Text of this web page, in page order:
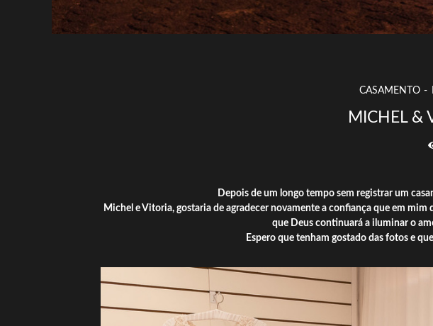
CASAMENTO
MICHEL &
Depois de um longo tempo sem registrar um
Michel e Vitoria, gostaria de agradecer novamente a confiança que em
que Deus continuará a iluminar o
Espero que tenham gostado das fotos e